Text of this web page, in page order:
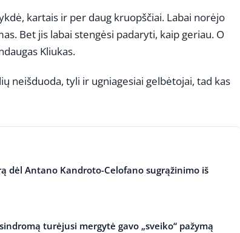
kartais ir per daug kruopščiai. Labai norėjo
Bet jis labai stengėsi padaryti, kaip geriau. O
Kliukas.
neišduoda, tyli ir ugniagesiai gelbėtojai, tad kas
dėl Antano Kandroto-Celofano sugrąžinimo iš
turėjusi mergytė gavo „sveiko“ pažymą